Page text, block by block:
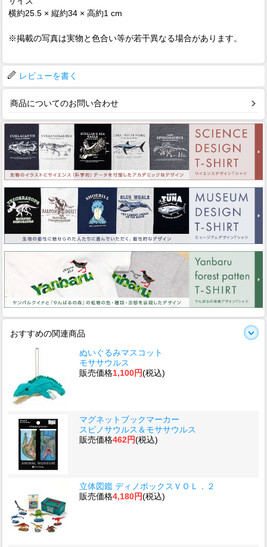
横約25.5 × 縦約34 × 高約1 cm
※掲載の写真は実物と色合い等が若干異なる場合があります。
レビューを書く
商品についてのお問い合わせ
おすすめの関連商品
ぬいぐるみマスコット
モササウルス
販売価格1,100円(税込)
マグネットブックマーカー
スピノサウルス＆モササウルス
販売価格462円(税込)
立体図鑑 ディノボックスＶＯＬ．２
販売価格4,180円(税込)